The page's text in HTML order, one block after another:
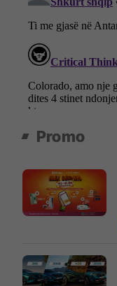
Promo